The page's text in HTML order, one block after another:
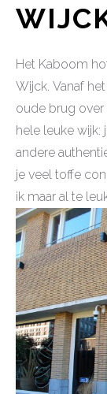
Het Kaboom
Wijck. Vanaf
oude brug over
hele leuke wijk:
andere
je veel toffe
ik maar al te